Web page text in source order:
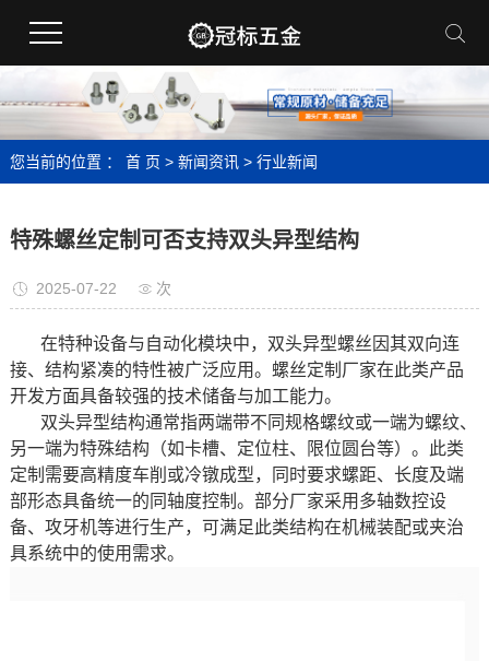
您当前的位置 ： 首 页 > 新闻资讯> 行业新闻
特殊螺丝定制可否支持双头异型结构
2025-07-22 次
在特种设备与自动化模块中，双头异型螺丝因其双向连
接、结构紧凑的特性被广泛应用。螺丝定制厂家在此类产品
开发方面具备较强的技术储备与加工能力。
双头异型结构通常指两端带不同规格螺纹或一端为螺纹、
另一端为特殊结构（如卡槽、定位柱、限位圆台等）。此类
定制需要高精度车削或冷镦成型，同时要求螺距、长度及端
部形态具备统一的同轴度控制。部分厂家采用多轴数控设
备、攻牙机等进行生产，可满足此类结构在机械装配或夹治
具系统中的使用需求。